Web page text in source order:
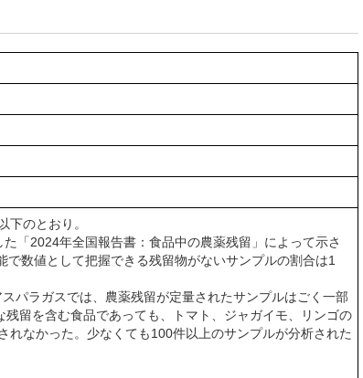
のとおり。
「2024年全国報告書：食品中の農薬残留」によって示さ
数値として把握できる残留物がないサンプルの割合は1
パラガスでは、農薬残留が定量されたサンプルはごく一部
留を含む食品であっても、トマト、ジャガイモ、リンゴの
なかった。少なくても100件以上のサンプルが分析された